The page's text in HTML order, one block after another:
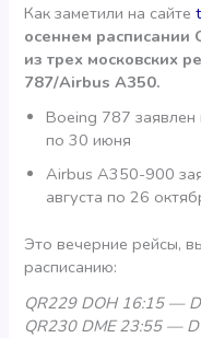
Как заметили на сайте
осеннем расписании
из трех московских
787/Airbus A350.
Boeing 787
по 30 июня
Airbus A350-900
августа по 26
Это вечерние рейсы,
расписанию:
QR229 DOH 16:15 —
QR230 DME 23:55 —